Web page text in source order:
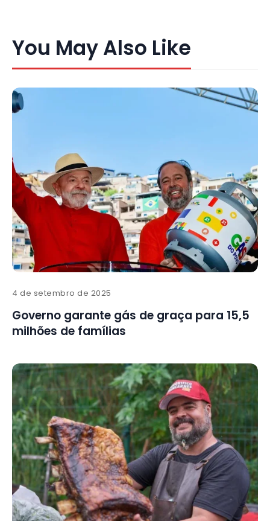
You May Also Like
4 de setembro de 2025
Governo garante gás de graça para 15,5
milhões de famílias